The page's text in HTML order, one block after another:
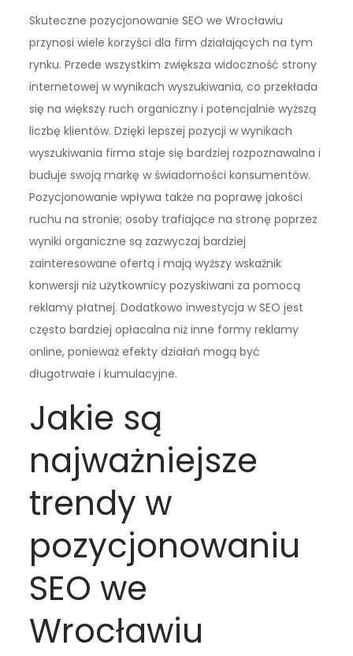
Skuteczne pozycjonowanie SEO we Wrocławiu
przynosi wiele korzyści dla firm działających na tym
rynku. Przede wszystkim zwiększa widoczność strony
internetowej w wynikach wyszukiwania, co przekłada
się na większy ruch organiczny i potencjalnie wyższą
liczbę klientów. Dzięki lepszej pozycji w wynikach
wyszukiwania firma staje się bardziej rozpoznawalna i
buduje swoją markę w świadomości konsumentów.
Pozycjonowanie wpływa także na poprawę jakości
ruchu na stronie; osoby trafiające na stronę poprzez
wyniki organiczne są zazwyczaj bardziej
zainteresowane ofertą i mają wyższy wskaźnik
konwersji niż użytkownicy pozyskiwani za pomocą
reklamy płatnej. Dodatkowo inwestycja w SEO jest
często bardziej opłacalna niż inne formy reklamy
online, ponieważ efekty działań mogą być
długotrwałe i kumulacyjne.
Jakie są
najważniejsze
trendy w
pozycjonowaniu
SEO we
Wrocławiu